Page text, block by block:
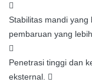

Stabilitas mandi
pembaruan yang

Penetrasi tinggi dan
eksternal. 